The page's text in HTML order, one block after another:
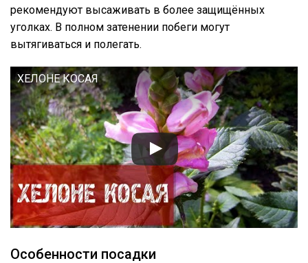
рекомендуют высаживать в более защищённых
уголках. В полном затенении побеги могут
вытягиваться и полегать.
ХЕЛОНЕ КОСАЯ
Особенности посадки